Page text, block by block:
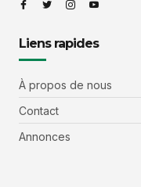
Liens rapides
À propos de nous
Contact
Annonces